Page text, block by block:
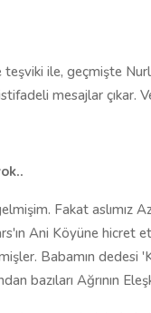
ile, geçmişte
mesajlar çıkar.
Fakat aslımız
Ani Köyüne
Babamın
bazıları Ağrının